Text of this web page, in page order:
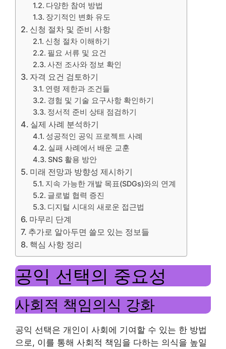
다양한 참여 방법
장기적인 변화 유도
신청 절차 및 준비 사항
신청 절차 이해하기
필요 서류 및 요건
사전 조사와 정보 확인
자격 요건 검토하기
연령 제한과 조건들
경험 및 기술 요구사항 확인하기
정서적 준비 상태 점검하기
실제 사례 분석하기
성공적인 공익 프로젝트 사례
실패 사례에서 배운 교훈
SNS 활용 방안
미래 전망과 방향성 제시하기
지속 가능한 개발 목표(SDGs)와의 연계
글로벌 협력 증진
디지털 시대의 새로운 접근법
마무리 단계
추가로 알아두면 쓸모 있는 정보들
핵심 사항 정리
공익 선택의 중요성
사회적 책임의식 강화
공익 선택은 개인이 사회에 기여할 수 있는 한 방법
으로, 이를 통해 사회적 책임을 다하는 의식을 높일